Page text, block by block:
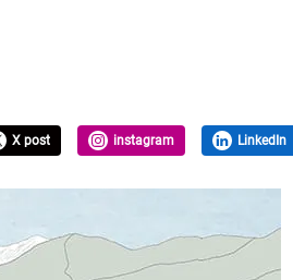
X post instagram LinkedIn